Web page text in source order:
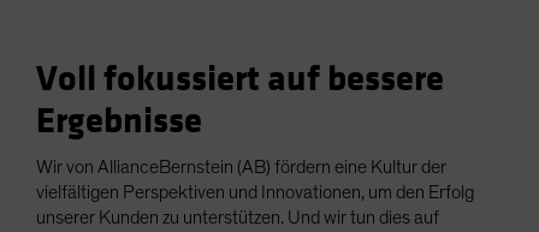
Voll fokussiert auf bessere
Ergebnisse
Wir von AllianceBernstein (AB) fördern eine Kultur der
vielfältigen Perspektiven und Innovationen, um den Erfolg
unserer Kunden zu unterstützen. Und wir tun dies auf